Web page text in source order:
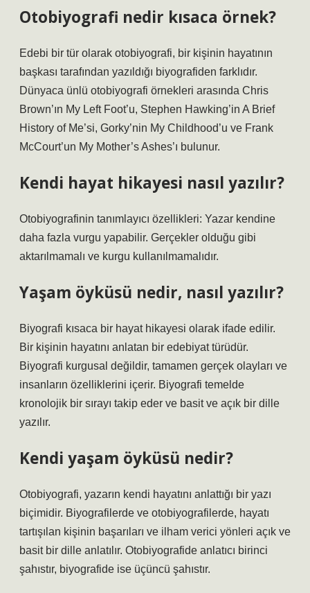
Otobiyografi nedir kısaca örnek?
Edebi bir tür olarak otobiyografi, bir kişinin hayatının
başkası tarafından yazıldığı biyografiden farklıdır.
Dünyaca ünlü otobiyografi örnekleri arasında Chris
Brown’ın My Left Foot’u, Stephen Hawking’in A Brief
History of Me’si, Gorky’nin My Childhood’u ve Frank
McCourt’un My Mother’s Ashes’ı bulunur.
Kendi hayat hikayesi nasıl yazılır?
Otobiyografinin tanımlayıcı özellikleri: Yazar kendine
daha fazla vurgu yapabilir. Gerçekler olduğu gibi
aktarılmamalı ve kurgu kullanılmamalıdır.
Yaşam öyküsü nedir, nasıl yazılır?
Biyografi kısaca bir hayat hikayesi olarak ifade edilir.
Bir kişinin hayatını anlatan bir edebiyat türüdür.
Biyografi kurgusal değildir, tamamen gerçek olayları ve
insanların özelliklerini içerir. Biyografi temelde
kronolojik bir sırayı takip eder ve basit ve açık bir dille
yazılır.
Kendi yaşam öyküsü nedir?
Otobiyografi, yazarın kendi hayatını anlattığı bir yazı
biçimidir. Biyografilerde ve otobiyografilerde, hayatı
tartışılan kişinin başarıları ve ilham verici yönleri açık ve
basit bir dille anlatılır. Otobiyografide anlatıcı birinci
şahıstır, biyografide ise üçüncü şahıstır.